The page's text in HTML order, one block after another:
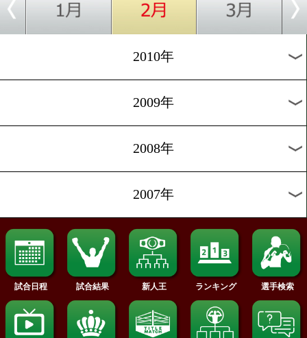
2019年
2018年
2017年
2016年
2015年
2014年